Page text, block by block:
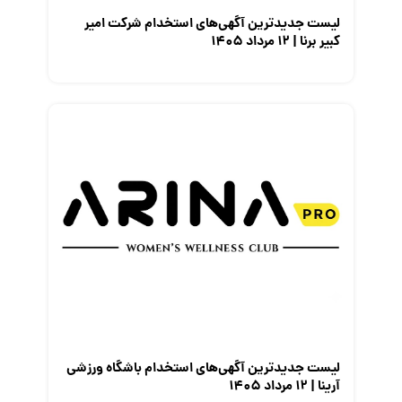
لیست جدیدترین آگهی‌های استخدام شرکت امیر
کبیر برنا | ۱۲ مرداد ۱۴۰۵
لیست جدیدترین آگهی‌های استخدام باشگاه ورزشی
آرینا | ۱۲ مرداد ۱۴۰۵